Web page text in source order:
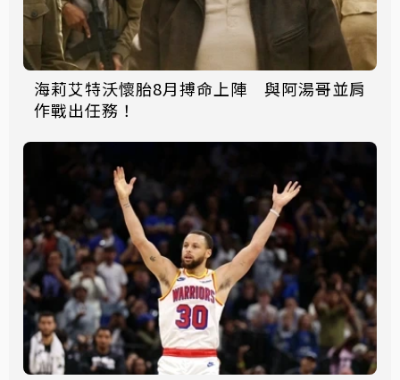
海莉艾特沃懷胎8月搏命上陣 與阿湯哥並肩
作戰出任務！